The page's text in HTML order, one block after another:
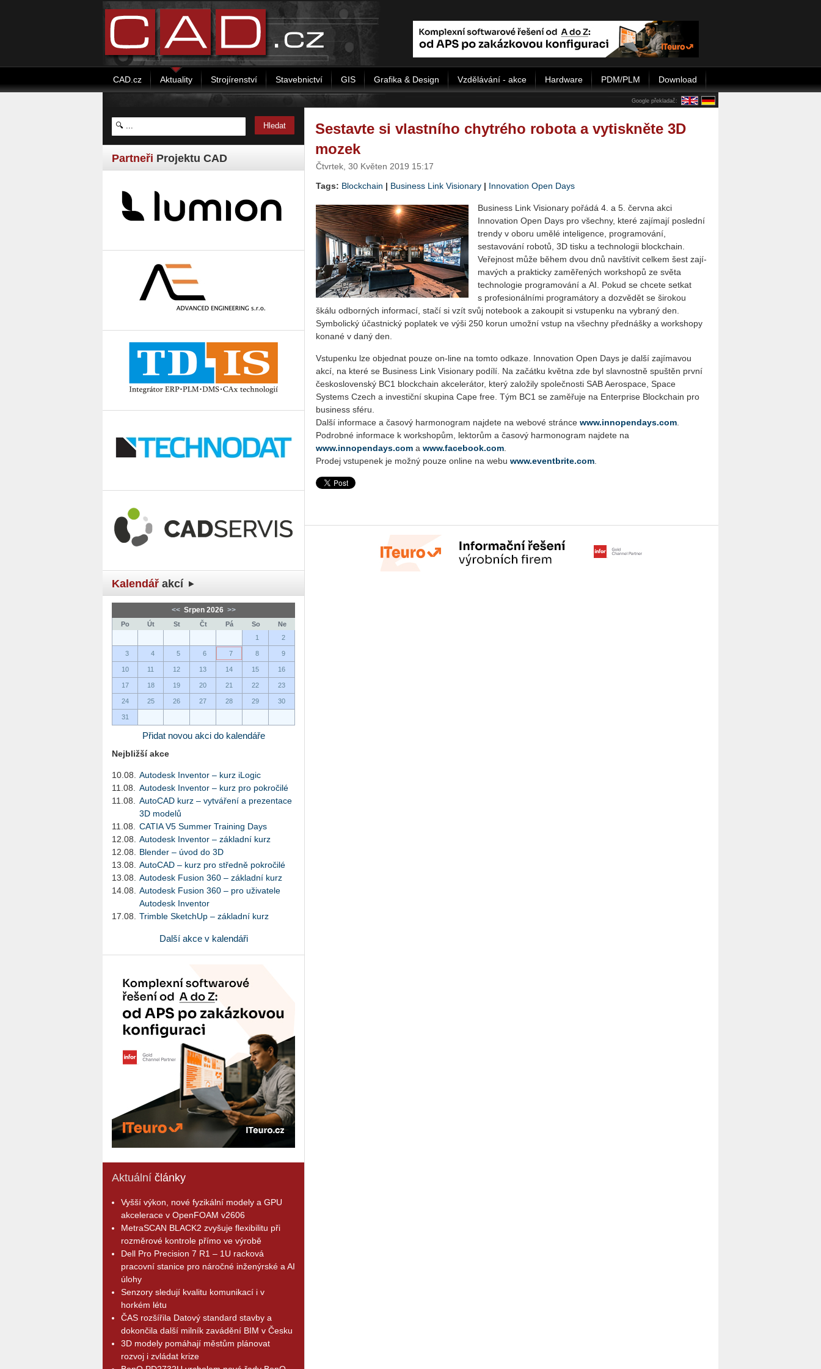
CAD.cz Aktuality Strojírenství Stavebnictví GIS Grafika & Design Vzdělávání - akce Hardware PDM/PLM Download
Google překladač:
Partneři Projektu CAD
Kalendář akcí
<< Srpen 2026 >>
Po Út St Čt Pá So
Ne
1
2
3 4 5 6 7 8 9
10 11 12 13 14 15 16
17 18 19 20 21 22 23
24 25 26 27 28 29 30
31
Přidat novou akci do kalendáře
Nejbližší akce
10.08.
Autodesk Inventor – kurz iLogic
11.08.
Autodesk Inventor – kurz pro pokročilé
11.08.
AutoCAD kurz – vytváření a prezentace
3D modelů
11.08.
CATIA V5 Summer Training Days
12.08.
Autodesk Inventor – základní kurz
12.08.
Blender – úvod do 3D
13.08.
AutoCAD – kurz pro středně pokročilé
13.08.
Autodesk Fusion 360 – základní kurz
14.08.
Autodesk Fusion 360 – pro uživatele
Autodesk Inventor
17.08.
Trimble SketchUp – základní kurz
Další akce v kalendáři
Aktuální články
Vyšší výkon, nové fyzikální modely a GPU
akcelerace v OpenFOAM v2606
MetraSCAN BLACK2 zvyšuje flexibilitu při
rozměrové kontrole přímo ve výrobě
Dell Pro Precision 7 R1 – 1U racková
pracovní stanice pro náročné inženýrské a AI
úlohy
Senzory sledují kvalitu komunikací i v
horkém létu
ČAS rozšířila Datový standard stavby a
dokončila další milník zavádění BIM v Česku
3D modely pomáhají městům plánovat
rozvoj i zvládat krize
Sestavte si vlastního chytrého robota a vytiskněte 3D
mozek
Čtvrtek, 30 Květen 2019 15:17
Tags: Blockchain | Business Link Visionary | Innovation Open Days
Business Link Visionary pořádá 4. a 5. června akci
Innovation Open Days pro všechny, které zajímají poslední
trendy v oboru umělé in­te­li­gen­ce, programování,
sestavování robotů, 3D tisku a technologii block­chain.
Veřejnost může během dvou dnů navštívit celkem šest za­jí­
ma­vých a prakticky zaměřených workshopů ze světa
technologie pro­gra­mo­vá­ní a AI. Pokud se chcete setkat
s profesionálními programátory a dozvědět se širokou
škálu odborných informací, stačí si vzít svůj notebook a zakoupit si vstupenku na vybraný den.
Symbolický úča­st­ni­c­ký poplatek ve výši 250 korun umožní vstup na všechny přednášky a workshopy
konané v daný den.
Vstupenku lze objednat pouze on-line na tomto odkaze. Innovation Open Days je další zajímavou
akcí, na které se Bu­si­ness Link Visionary podílí. Na začátku května zde byl slavnostně spuštěn první
československý BC1 blockchain ak­ce­le­rá­tor, který založily společnosti SAB Aerospace, Space
Systems Czech a investiční skupina Cape free. Tým BC1 se za­mě­řu­je na Enterprise Blockchain pro
business sféru.
Další informace a časový harmonogram najdete na webové stránce www.innopendays.com
Podrobné informace k workshopům, lektorům a časový harmonogram najdete na
www.innopendays.com a www.facebook.com
Prodej vstupenek je možný pouze online na webu www.eventbrite.com